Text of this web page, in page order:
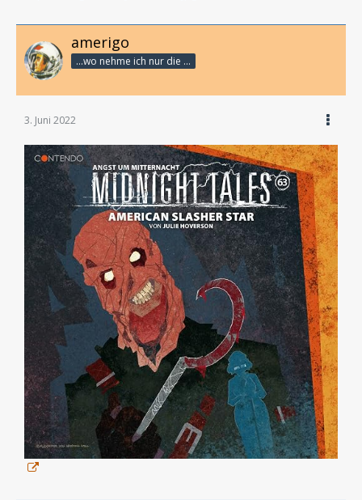
amerigo
...wo nehme ich nur die Zeit her, so vieles nicht zu hören?
3. Juni 2022